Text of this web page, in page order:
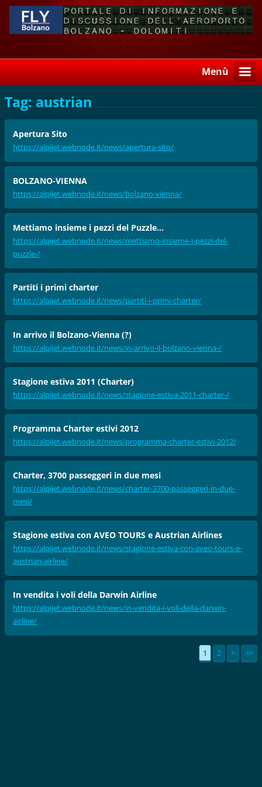
Menù
Tag: austrian
Apertura Sito
https://alpijet.webnode.it/news/apertura-sito/
BOLZANO-VIENNA
https://alpijet.webnode.it/news/bolzano-vienna/
Mettiamo insieme i pezzi del Puzzle...
https://alpijet.webnode.it/news/mettiamo-insieme-i-pezzi-del-
puzzle-/
Partiti i primi charter
https://alpijet.webnode.it/news/partiti-i-primi-charter/
In arrivo il Bolzano-Vienna (?)
https://alpijet.webnode.it/news/in-arrivo-il-bolzano-vienna-/
Stagione estiva 2011 (Charter)
https://alpijet.webnode.it/news/stagione-estiva-2011-charter-/
Programma Charter estivi 2012
https://alpijet.webnode.it/news/programma-charter-estivi-2012/
Charter, 3700 passeggeri in due mesi
https://alpijet.webnode.it/news/charter-3700-passeggeri-in-due-
mesi/
Stagione estiva con AVEO TOURS e Austrian Airlines
https://alpijet.webnode.it/news/stagione-estiva-con-aveo-tours-e-
austrian-airline/
In vendita i voli della Darwin Airline
https://alpijet.webnode.it/news/in-vendita-i-voli-della-darwin-
airline/
1 2 > >>